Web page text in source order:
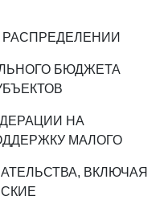
БЮДЖЕТА
НА
МАЛОГО
ВКЛЮЧАЯ